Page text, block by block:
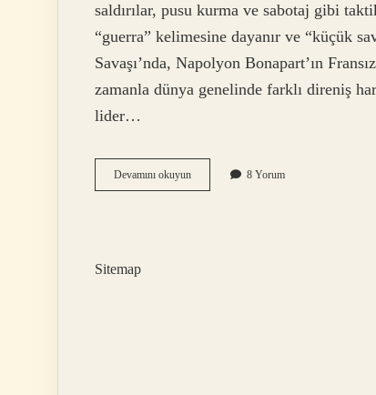
saldırılar, pusu kurma ve sabotaj gibi
“guerra” kelimesine dayanır ve “küçük
Savaşı’nda, Napolyon Bonapart’ın
zamanla dünya genelinde farklı direniş
lider…
Devamını okuyunGerilla
tipi
8 Yorum
Sitemap